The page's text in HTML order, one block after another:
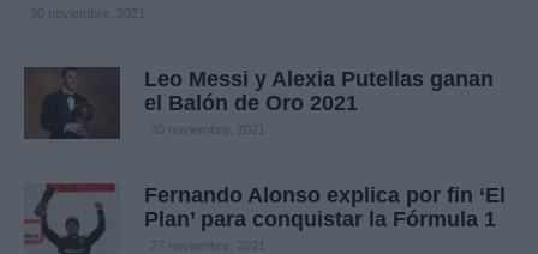
30 noviembre, 2021
Leo Messi y Alexia Putellas ganan
el Balón de Oro 2021
30 noviembre, 2021
Fernando Alonso explica por fin ‘El
Plan’ para conquistar la Fórmula 1
27 noviembre, 2021